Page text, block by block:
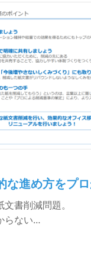
進め方をプロ
書削減問題。
らない…